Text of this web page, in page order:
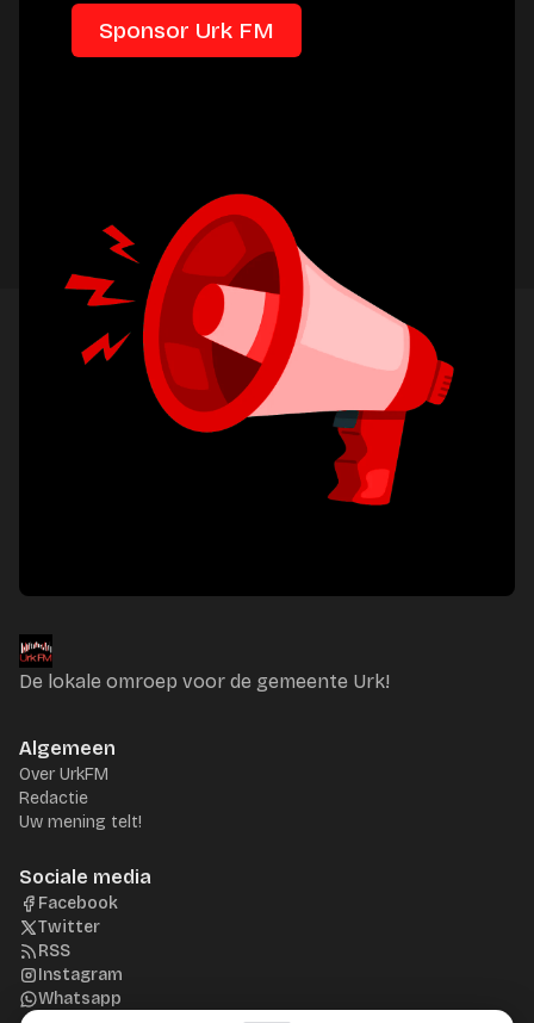
Sponsor Urk FM
De lokale omroep voor de gemeente Urk!
Algemeen
Over UrkFM
Redactie
Uw mening telt!
Sociale media
Facebook
Twitter
RSS
Instagram
Whatsapp